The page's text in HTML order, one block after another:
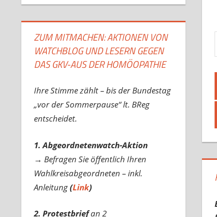
ZUM MITMACHEN: AKTIONEN VON
WATCHBLOG UND LESERN GEGEN
DAS GKV-AUS DER HOMÖOPATHIE
Ihre Stimme zählt – bis der Bundestag
„vor der Sommerpause“ lt. BReg
entscheidet.
1. Abgeordnetenwatch-Aktion
→ Befragen Sie öffentlich Ihren
Wahlkreisabgeordneten – inkl.
Anleitung(Link)
2. Protestbriefan 2